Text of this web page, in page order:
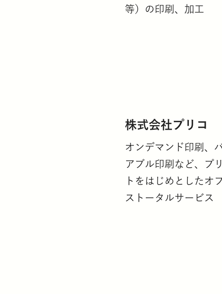
等）の印刷、加工
株式会社プリコ
オンデマンド印刷、
アブル印刷など、プ
トをはじめとしたオ
ストータルサービス